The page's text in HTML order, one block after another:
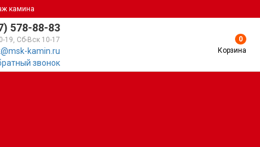
камина
578-88-83
19, Сб-Вск 10-17
kamin.ru
звонок
0
Корзина